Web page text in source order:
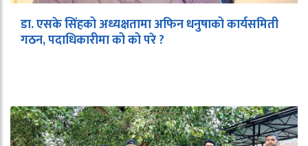
डा. एसके सिंहको अध्यक्षतामा अफिन धनुषाको कार्यसमिती
गठन, पदाधिकारीमा को को परे ?